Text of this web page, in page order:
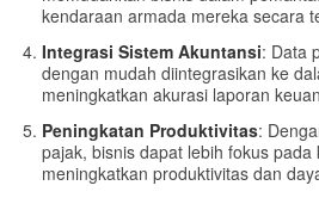
kendaraan armada mereka secara
Integrasi Sistem Akuntansi: Data
dengan mudah diintegrasikan ke
meningkatkan akurasi laporan
Peningkatan Produktivitas:
pajak, bisnis dapat lebih fokus
meningkatkan produktivitas dan